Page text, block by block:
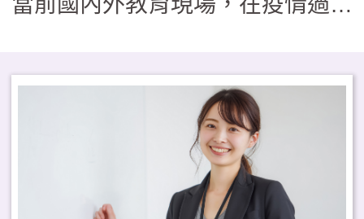
今教育現場更積極及普遍推動「社
會情緒學習（SEL）」，有其必要
在全臺灣幼兒園與小學推廣情緒教
育，發覺社會情緒學習更需要的是